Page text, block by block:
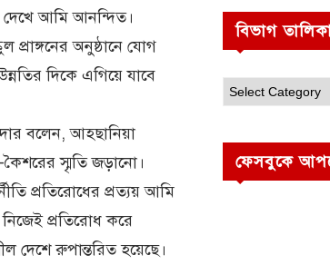
দেখে আমি আনন্দিত।
প্রাঙ্গনের অনুষ্ঠানে যোগ
দিকে এগিয়ে যাবে
বলেন, আহছানিয়া
স্মৃতি জড়ানো।
প্রতিরোধের প্রত্যয় আমি
প্রতিরোধ করে
দেশে রুপান্তরিত হয়েছে।
বিভাগ
ফেসবুকে